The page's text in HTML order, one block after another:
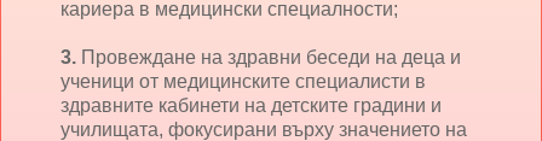
кариера в медицински специалности;
3. Провеждане на здравни беседи на деца и
ученици от медицинските специалисти в
здравните кабинети на детските градини и
училищата, фокусирани върху значението на